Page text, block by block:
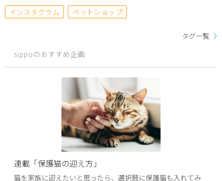
インスタグラム
ペットショップ
タグ一覧
sippoのおすすめ企画
連載「保護猫の迎え方」
猫を家族に迎えたいと思ったら、選択肢に保護猫も入れてみ